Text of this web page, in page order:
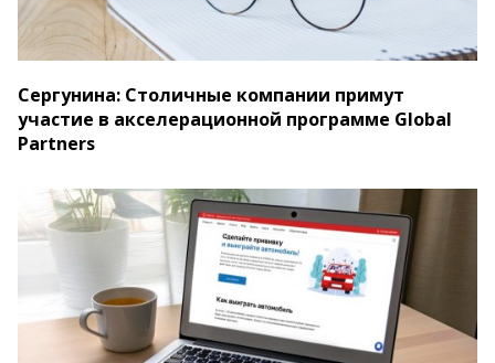
Сергунина: Столичные компании примут
участие в акселерационной программе Global
Partners